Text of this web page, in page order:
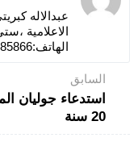
الهاتف:0611385866
السابق
استدعاء جوليان
20 سنة